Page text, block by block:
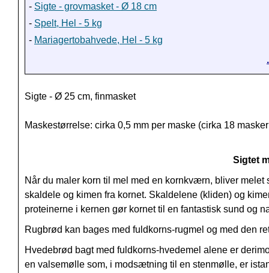
- Sigte - grovmasket - Ø 18 cm
- Spelt, Hel - 5 kg
- Mariagertobahvede, Hel - 5 kg
Sigte - Ø 25 cm, finmasket
Maskestørrelse: cirka 0,5 mm per maske (cirka 18
Sigtet
Når du maler korn til mel med en kornkværn, bliver
skaldele og kimen fra kornet. Skaldelene (kliden) og
proteinerne i kernen gør kornet til en fantastisk sund og
Rugbrød kan bages med fuldkorns-rugmel og med den
Hvedebrød bagt med fuldkorns-hvedemel alene er
en valsemølle som, i modsætning til en stenmølle, er